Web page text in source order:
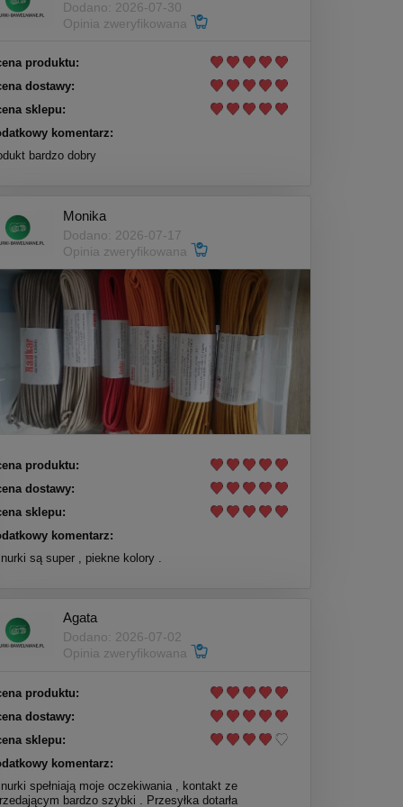
Dodano: 2026-07-30
Opinia zweryfikowana
produktu:
dostawy:
sklepu:
komentarz:
bardzo dobry
Monika
Dodano: 2026-07-17
Opinia zweryfikowana
produktu:
dostawy:
sklepu:
komentarz:
są super , piekne kolory .
Agata
Dodano: 2026-07-02
Opinia zweryfikowana
produktu:
dostawy:
sklepu:
komentarz:
spełniają moje oczekiwania , kontakt ze
bardzo szybki . Przesyłka dotarła